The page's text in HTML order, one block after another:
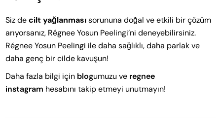
Siz decilt yağlanmasısorununa doğal ve etkili bir çözüm
arıyorsanız, Régnee Yosun Peelingi’ni deneyebilirsiniz.
Régnee Yosun Peelingi ile daha sağlıklı, daha parlak ve
daha genç bir cilde kavuşun!
Daha fazla bilgi için blogumuzu ve regnee
instagram hesabını takip etmeyi unutmayın!